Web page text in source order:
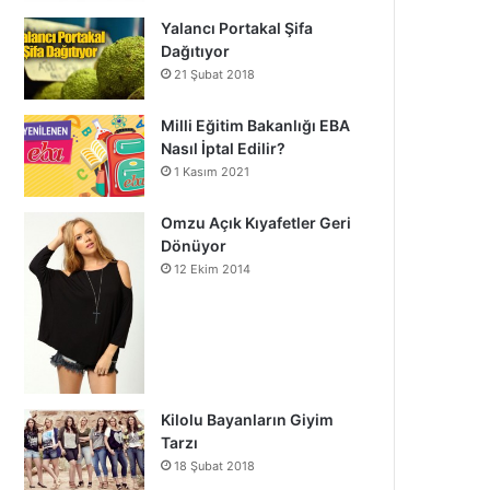
Yalancı Portakal Şifa
Dağıtıyor
21 Şubat 2018
Milli Eğitim Bakanlığı EBA
Nasıl İptal Edilir?
1 Kasım 2021
Omzu Açık Kıyafetler Geri
Dönüyor
12 Ekim 2014
Kilolu Bayanların Giyim
Tarzı
18 Şubat 2018